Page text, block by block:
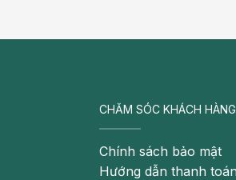
ta.
rã sinh khí sẽ âm thầm xảy ra
nhiều dược chất bị biến chất
CHĂM SÓC KHÁCH HÀNG
Chính sách bảo mật
Hướng dẫn thanh